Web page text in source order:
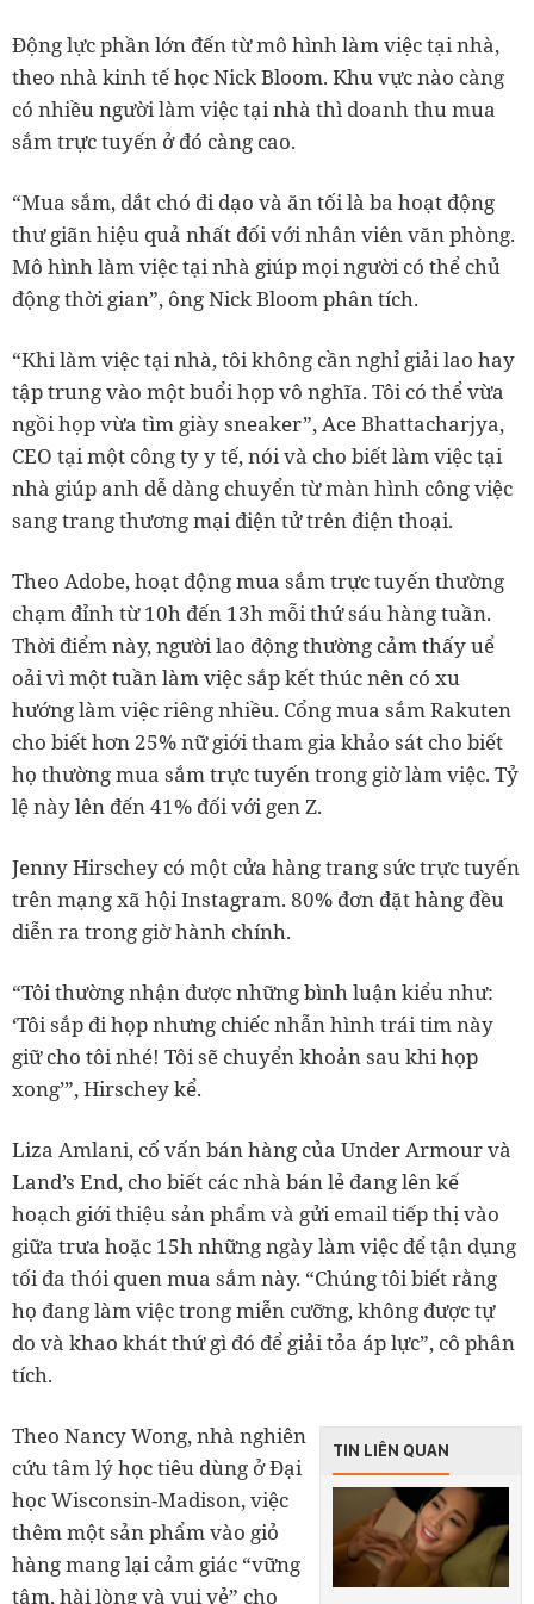
Động lực phần lớn đến từ mô hình làm việc tại nhà,
theo nhà kinh tế học Nick Bloom. Khu vực nào càng
có nhiều người làm việc tại nhà thì doanh thu mua
sắm trực tuyến ở đó càng cao.
“Mua sắm, dắt chó đi dạo và ăn tối là ba hoạt động
thư giãn hiệu quả nhất đối với nhân viên văn phòng.
Mô hình làm việc tại nhà giúp mọi người có thể chủ
động thời gian”, ông Nick Bloom phân tích.
“Khi làm việc tại nhà, tôi không cần nghỉ giải lao hay
tập trung vào một buổi họp vô nghĩa. Tôi có thể vừa
ngồi họp vừa tìm giày sneaker”, Ace Bhattacharjya,
CEO tại một công ty y tế, nói và cho biết làm việc tại
nhà giúp anh dễ dàng chuyển từ màn hình công việc
sang trang thương mại điện tử trên điện thoại.
Theo Adobe, hoạt động mua sắm trực tuyến thường
chạm đỉnh từ 10h đến 13h mỗi thứ sáu hàng tuần.
Thời điểm này, người lao động thường cảm thấy uể
oải vì một tuần làm việc sắp kết thúc nên có xu
hướng làm việc riêng nhiều. Cổng mua sắm Rakuten
cho biết hơn 25% nữ giới tham gia khảo sát cho biết
họ thường mua sắm trực tuyến trong giờ làm việc. Tỷ
lệ này lên đến 41% đối với gen Z.
Jenny Hirschey có một cửa hàng trang sức trực tuyến
trên mạng xã hội Instagram. 80% đơn đặt hàng đều
diễn ra trong giờ hành chính.
“Tôi thường nhận được những bình luận kiểu như:
‘Tôi sắp đi họp nhưng chiếc nhẫn hình trái tim này
giữ cho tôi nhé! Tôi sẽ chuyển khoản sau khi họp
xong’”, Hirschey kể.
Liza Amlani, cố vấn bán hàng của Under Armour và
Land’s End, cho biết các nhà bán lẻ đang lên kế
hoạch giới thiệu sản phẩm và gửi email tiếp thị vào
giữa trưa hoặc 15h những ngày làm việc để tận dụng
tối đa thói quen mua sắm này. “Chúng tôi biết rằng
họ đang làm việc trong miễn cưỡng, không được tự
do và khao khát thứ gì đó để giải tỏa áp lực”, cô phân
tích.
TIN LIÊN QUAN
Theo Nancy Wong, nhà nghiên
cứu tâm lý học tiêu dùng ở Đại
học Wisconsin-Madison, việc
thêm một sản phẩm vào giỏ
hàng mang lại cảm giác “vững
tâm, hài lòng và vui vẻ” cho